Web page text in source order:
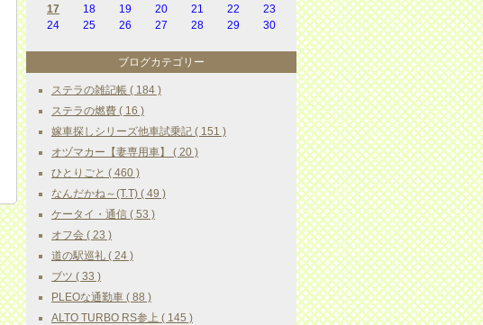
17
18 19 20 21 22
23
24
25 26 27 28 29 30
ブログカテゴリー
ステラの雑記帳 ( 184 )
ステラの燃費 ( 16 )
嫁車探しシリーズ他車試乗記 ( 151 )
オヅマカー【妻専用車】 ( 20 )
ひとりごと ( 460 )
なんだかね～(T.T) ( 49 )
ケータイ・通信 ( 53 )
オフ会 ( 23 )
道の駅巡礼 ( 24 )
ブツ ( 33 )
PLEOな通勤車 ( 88 )
ALTO TURBO RS参上 ( 145 )